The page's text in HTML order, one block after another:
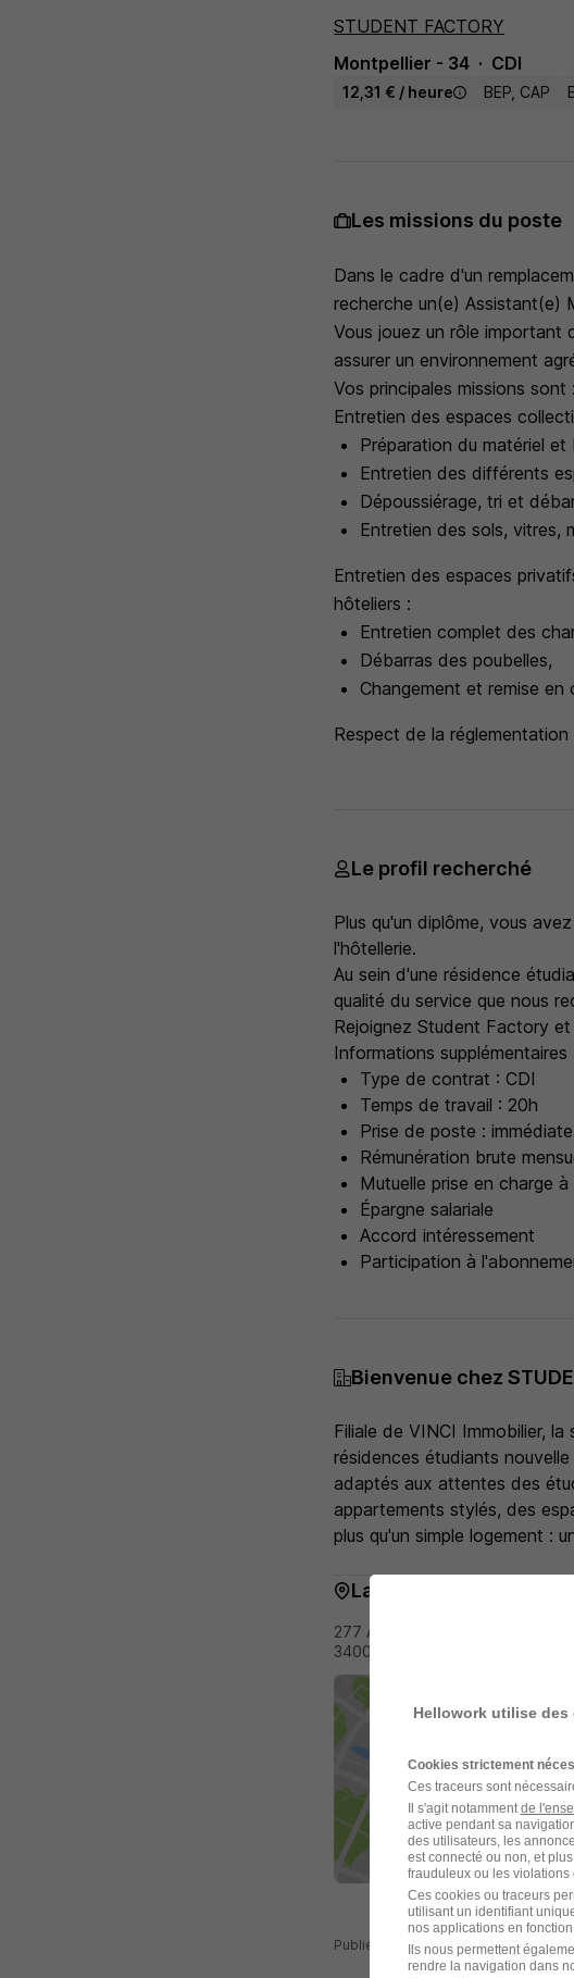
STUDENT FACTORY
Montpellier - 34
CDI
12,31 € / heure BEP, CAP
Les missions du poste
Dans le cadre d'un
recherche un(e) Assistant(e)
Vous jouez un rôle important
assurer un environnement
Vos principales missions sont :
Entretien des espaces
Préparation du matériel
Entretien des différents
Dépoussiérage, tri et
Entretien des sols, vitres,
Entretien des espaces
hôteliers :
Entretien complet des
Débarras des poubelles,
Changement et remise en
Respect de la
Le profil recherché
Plus qu'un diplôme, vous
l'hôtellerie.
Au sein d'une résidence
qualité du service que nous
Rejoignez Student Factory
Informations supplémentaires
Type de contrat : CDI
Temps de travail : 20h
Prise de poste : immédiate
Rémunération brute
Mutuelle prise en charge
Épargne salariale
Accord intéressement
Participation à
Bienvenue chez
Filiale de VINCI Immobilier,
résidences étudiants
adaptés aux attentes des
appartements stylés, des
plus qu'un simple logement :
La carte
277 Avenue des Prés d'Arènes
34000 Montpellier
Publiée le 05/08/2026 - Réf :
Hellowork utilise des
Cookies strictement
Ces traceurs sont
Il s'agit notamment de
active pendant sa
des utilisateurs, les
est connecté ou non, et
frauduleux ou les violations
Ces cookies ou traceurs
utilisant un identifiant
nos applications en
Ils nous permettent
rendre la navigation dans